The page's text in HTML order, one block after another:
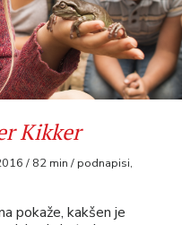
Kikker
/ 82 min / podnapisi,
pokaže, kakšen je